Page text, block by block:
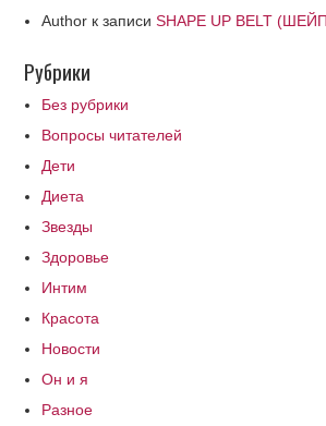
Author к записиSHAPE UP BELT
Рубрики
Без рубрики
Вопросы читателей
Дети
Диета
Звезды
Здоровье
Интим
Красота
Новости
Он и я
Разное